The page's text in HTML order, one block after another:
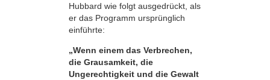
Hubbard wie folgt ausgedrückt, als
er das Programm ursprünglich
einführte:
„Wenn einem das Verbrechen,
die Grausamkeit, die
Ungerechtigkeit und die Gewalt